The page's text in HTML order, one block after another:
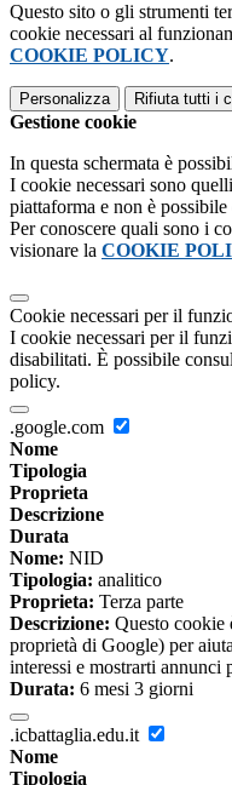
Questo sito o gli strumenti
cookie necessari al
COOKIE POLICY.
Personalizza Rifiuta tutti i
Gestione cookie
In questa schermata è
I cookie necessari sono
piattaforma e non è
Per conoscere quali sono i
visionare la COOKIE
Cookie necessari per il
I cookie necessari per il
disabilitati. È possibile
policy.
.google.com
Nome
Tipologia
Proprieta
Descrizione
Durata
Nome: NID
Tipologia: analitico
Proprieta: Terza parte
Descrizione: Questo cookie
proprietà di Google) per
interessi e mostrarti annunci
Durata: 6 mesi 3 giorni
.icbattaglia.edu.it
Nome
Tipologia